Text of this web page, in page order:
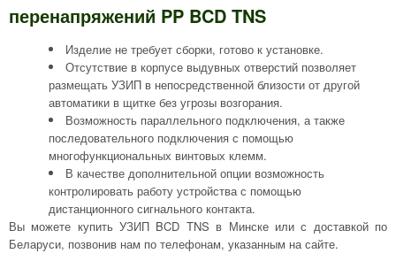
перенапряжений PP BCD TNS
Изделие не требует сборки, готово к установке.
Отсутствие в корпусе выдувных отверстий позволяет
размещать УЗИП в непосредственной близости от другой
автоматики в щитке без угрозы возгорания.
Возможность параллельного подключения, а также
последовательного подключения с помощью
многофункциональных винтовых клемм.
В качестве дополнительной опции возможность
контролировать работу устройства с помощью
дистанционного сигнального контакта.
Вы можете купить УЗИП BCD TNS в Минске или с доставкой по
Беларуси, позвонив нам по телефонам, указанным на сайте.